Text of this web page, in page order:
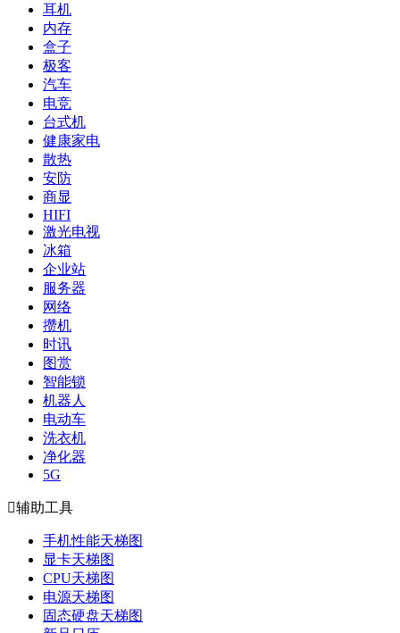
耳机
内存
盒子
极客
汽车
电竞
台式机
健康家电
散热
安防
商显
HIFI
激光电视
冰箱
企业站
服务器
网络
攒机
时讯
图赏
智能锁
机器人
电动车
洗衣机
净化器
5G
辅助工具
手机性能天梯图
显卡天梯图
CPU天梯图
电源天梯图
固态硬盘天梯图